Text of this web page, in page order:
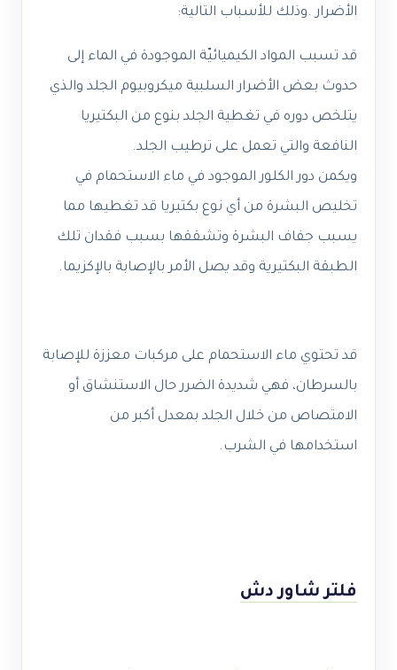
الأضرار .وذلك للأسباب التالية:
قد تسبب المواد الكيميائيّة الموجودة في الماء إلى
حدوث بعض الأضرار السلبية ميكروبيوم الجلد والذي
يتلخص دوره في تغطية الجلد بنوع من البكتيريا
النافعة والتي تعمل على ترطيب الجلد.
ويكمن دور الكلور الموجود في ماء الاستحمام في
تخليص البشرة من أي نوع بكتيريا قد تغطيها مما
يسبب جفاف البشرة وتشققها بسبب فقدان تلك
الطبقة البكتيرية وقد يصل الأمر بالإصابة بالإكزيما.
قد تحتوي ماء الاستحمام على مركبات معززة للإصابة
بالسرطان، فهي شديدة الضرر حال الاستنشاق أو
الامتصاص من خلال الجلد بمعدل أكبر من
استخدامها في الشرب.
فلتر شاور دش